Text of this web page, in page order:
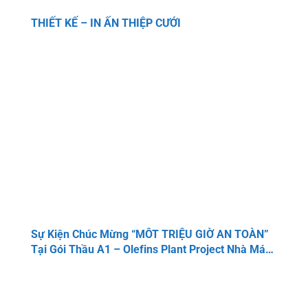
THIẾT KẾ – IN ẤN THIỆP CƯỚI
Sự Kiện Chúc Mừng “MÔT TRIỆU GIỜ AN TOÀN”
Tại Gói Thầu A1 – Olefins Plant Project Nhà Máy